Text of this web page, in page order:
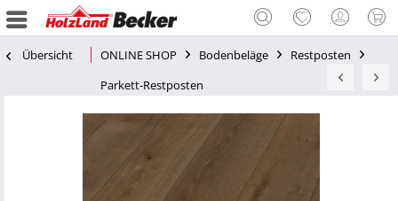
Übersicht ONLINE SHOP Bodenbeläge
Restposten
Parkett-Restposten